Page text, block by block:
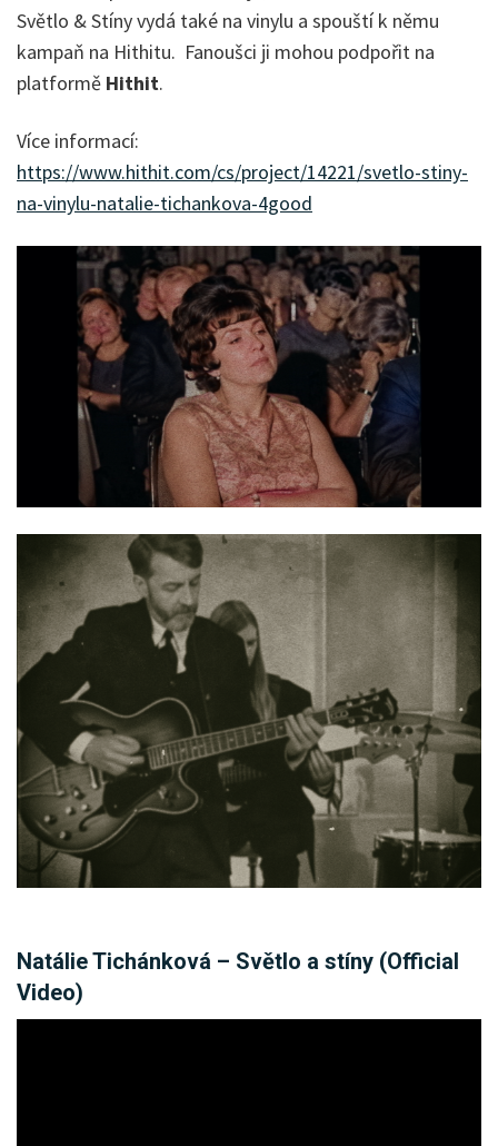
Světlo & Stíny vydá také na vinylu a spouští k němu
kampaň na Hithitu. Fanoušci ji mohou podpořit na
platformě Hithit.
Více informací:
https://www.hithit.com/cs/project/14221/svetlo-stiny-
na-vinylu-natalie-tichankova-4good
Natálie Tichánková – Světlo a stíny (Official
Video)